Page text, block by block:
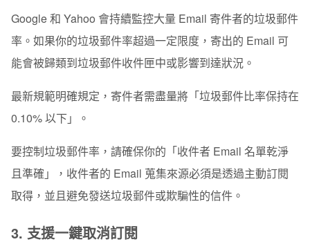
Google 和 Yahoo 會持續監控大量 Email 寄件者的垃圾郵件
率。如果你的垃圾郵件率超過一定限度，寄出的 Email 可
能會被歸類到垃圾郵件收件匣中或影響到達狀況。
最新規範明確規定，寄件者需盡量將 「垃圾郵件比率保持在
0.10% 以下」
。
要控制垃圾郵件率，請確保你的「收件者 Email 名單乾淨
且準確」，收件者的 Email 蒐集來源必須是透過主動訂閱
取得，並且避免發送垃圾郵件或欺騙性的信件。
3. 支援一鍵取消訂閱